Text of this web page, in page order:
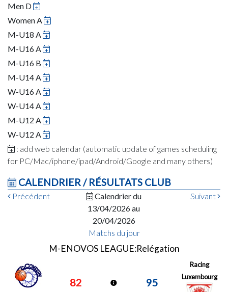
Men D
Women A
M-U18 A
M-U16 A
M-U16 B
M-U14 A
W-U16 A
W-U14 A
M-U12 A
W-U12 A
: add web calendar (automatic update of games scheduling
for PC/Mac/iphone/ipad/Android/Google and many others)
CALENDRIER / RÉSULTATS CLUB
Précédent
Calendrier du
13/04/2026 au
20/04/2026
Suivant
Matchs du jour
M-ENOVOS LEAGUE:Relégation
82 95
Racing
Luxembourg